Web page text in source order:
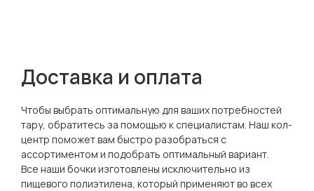
Доставка и оплата
Чтобы выбрать оптимальную для ваших потребностей
тару, обратитесь за помощью к специалистам. Наш кол-
центр поможет вам быстро разобраться с
ассортиментом и подобрать оптимальный вариант.
Все наши бочки изготовлены исключительно из
пищевого полиэтилена, который применяют во всех